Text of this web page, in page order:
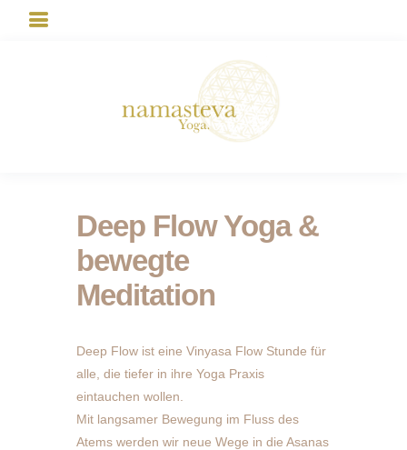
Deep Flow Yoga &
bewegte
Meditation
Deep Flow ist eine Vinyasa Flow Stunde für
alle, die tiefer in ihre Yoga Praxis
eintauchen wollen.
Mit langsamer Bewegung im Fluss des
Atems werden wir neue Wege in die Asanas